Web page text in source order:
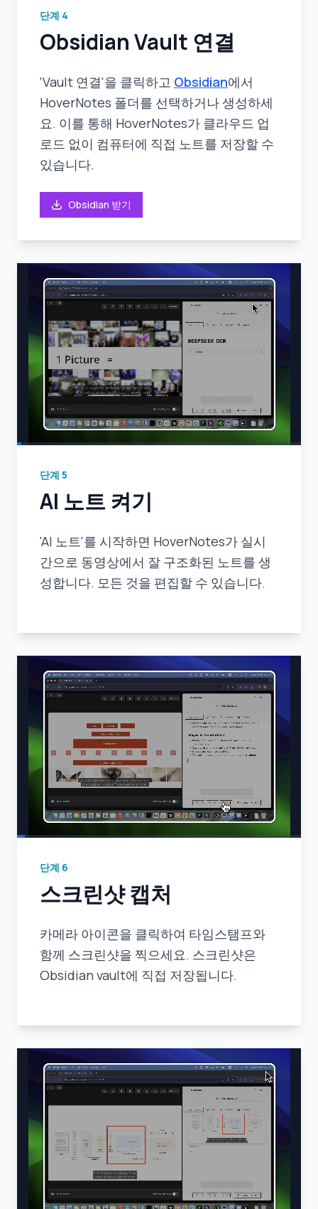
단계 4
Obsidian Vault 연결
'Vault 연결'을 클릭하고 Obsidian에서
HoverNotes 폴더를 선택하거나 생성하세
요. 이를 통해 HoverNotes가 클라우드 업
로드 없이 컴퓨터에 직접 노트를 저장할 수
있습니다.
Obsidian 받기
단계 5
AI 노트 켜기
'AI 노트'를 시작하면 HoverNotes가 실시
간으로 동영상에서 잘 구조화된 노트를 생
성합니다. 모든 것을 편집할 수 있습니다.
단계 6
스크린샷 캡처
카메라 아이콘을 클릭하여 타임스탬프와
함께 스크린샷을 찍으세요. 스크린샷은
Obsidian vault에 직접 저장됩니다.